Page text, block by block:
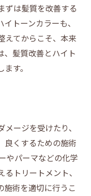
ずは髪質を改善する
トーンカラーも、
えてからこそ、本来
、髪質改善とハイト
す。
ージを受けたり、
良くするための施術
やパーマなどの化学
トリートメント、
施術を適切に行うこ